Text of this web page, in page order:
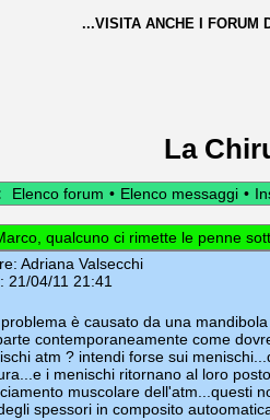
...VISITA ANCHE I FORUM
La
Elenco forum • Elenco messaggi •
qualcuno ci rimette le penne
Adriana Valsecchi
21/04/11 21:41
è causato da una
contemporaneamente come
atm ? intendi forse sui
i menischi ritornano al loro
muscolare dell'atm...questi
spessori in composito